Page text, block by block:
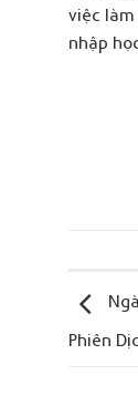
việc
nhập
Phiên